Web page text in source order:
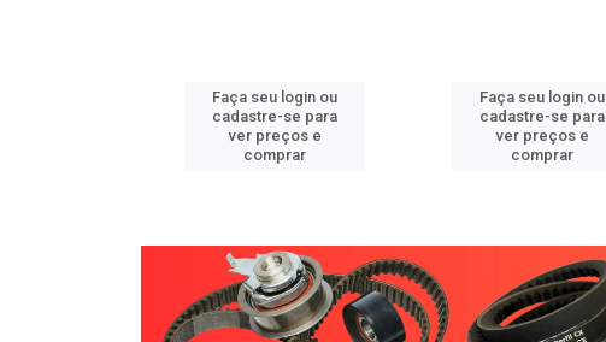
Faça seu login ou
cadastre-se para
ver preços e
comprar
Faça seu login ou
cadastre-se para
ver preços e
comprar